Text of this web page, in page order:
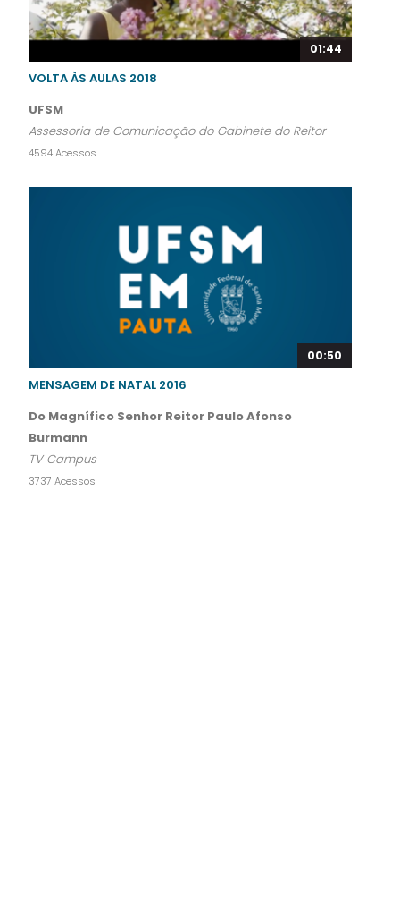
01:44
VOLTA ÀS AULAS 2018
UFSM
Assessoria de Comunicação do Gabinete do Reitor
4594 Acessos
00:50
MENSAGEM DE NATAL 2016
Do Magnífico Senhor Reitor Paulo Afonso
Burmann
TV Campus
3737 Acessos